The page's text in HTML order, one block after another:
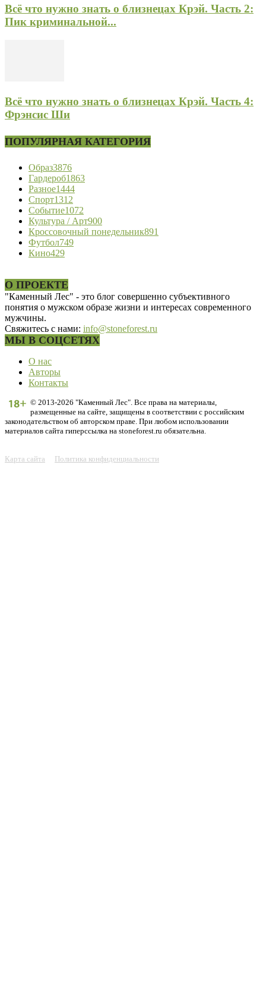
Всё что нужно знать о близнецах Крэй. Часть 2:
Пик криминальной...
Всё что нужно знать о близнецах Крэй. Часть 4:
Фрэнсис Ши
ПОПУЛЯРНАЯ КАТЕГОРИЯ
Образ3876
Гардероб1863
Разное1444
Спорт1312
Событие1072
Культура / Арт900
Кроссовочный понедельник891
Футбол749
Кино429
О ПРОЕКТЕ
"Каменный Лес" - это блог совершенно субъективного
понятия о мужском образе жизни и интересах современного
мужчины.
Свяжитесь с нами: info@stoneforest.ru
МЫ В СОЦСЕТЯХ
О нас
Авторы
Контакты
© 2013-2026 "Каменный Лес". Все права на материалы,
размещенные на сайте, защищены в соответствии с российским
законодательством об авторском праве. При любом использовании
материалов сайта гиперссылка на stoneforest.ru обязательна.
Карта сайта Политика конфиденциальности